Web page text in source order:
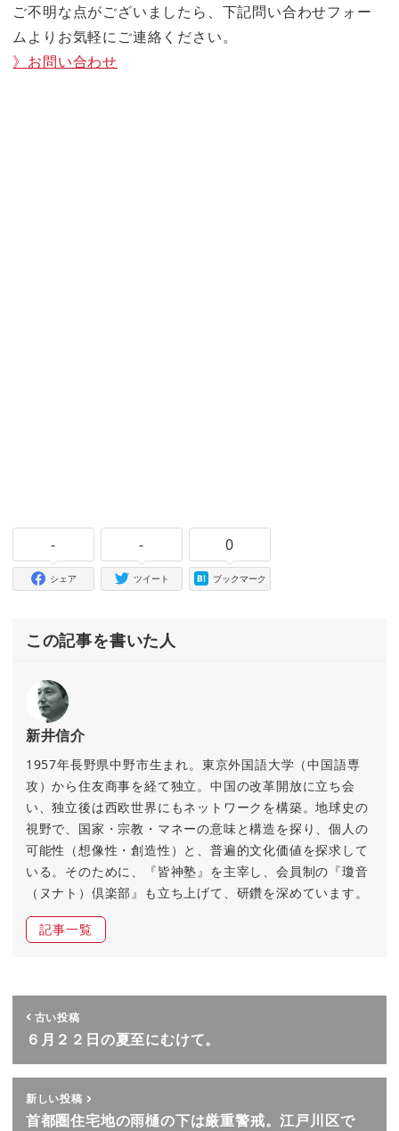
ご不明な点がございましたら、下記問い合わせフォー
ムよりお気軽にご連絡ください。
》お問い合わせ
-
シェア
-
ツイート
0
ブックマーク
この記事を書いた人
新井信介
1957年長野県中野市生まれ。東京外国語大学（中国語専
攻）から住友商事を経て独立。中国の改革開放に立ち会
い、独立後は西欧世界にもネットワークを構築。地球史の
視野で、国家・宗教・マネーの意味と構造を探り、個人の
可能性（想像性・創造性）と、普遍的文化価値を探求して
いる。そのために、『皆神塾』を主宰し、会員制の『瓊音
（ヌナト）倶楽部』も立ち上げて、研鑽を深めています。
記事一覧
古い投稿
６月２２日の夏至にむけて。
新しい投稿
首都圏住宅地の雨樋の下は厳重警戒。江戸川区で